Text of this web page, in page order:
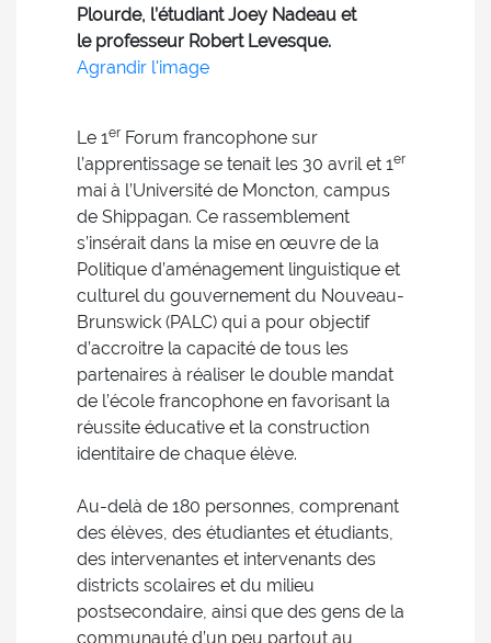
Plourde, l’étudiant Joey Nadeau et
le professeur Robert Levesque.
Agrandir l'image
Le 1er Forum francophone sur
l’apprentissage se tenait les 30 avril et 1er
mai à l’Université de Moncton, campus
de Shippagan. Ce rassemblement
s’insérait dans la mise en œuvre de la
Politique d’aménagement linguistique et
culturel du gouvernement du Nouveau-
Brunswick (PALC) qui a pour objectif
d’accroitre la capacité de tous les
partenaires à réaliser le double mandat
de l’école francophone en favorisant la
réussite éducative et la construction
identitaire de chaque élève.
Au-delà de 180 personnes, comprenant
des élèves, des étudiantes et étudiants,
des intervenantes et intervenants des
districts scolaires et du milieu
postsecondaire, ainsi que des gens de la
communauté d’un peu partout au